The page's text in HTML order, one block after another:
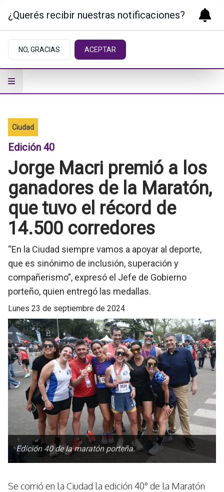
Ciudad
Edición 40
Jorge Macri premió a los
ganadores de la Maratón,
que tuvo el récord de
14.500 corredores
“En la Ciudad siempre vamos a apoyar al deporte,
que es sinónimo de inclusión, superación y
compañerismo”, expresó el Jefe de Gobierno
porteño, quien entregó las medallas.
lunes 23 de septiembre de 2024
Edición 40 de la maratón porteña.
Se corrió en la Ciudad la edición 40° de la Maratón
¿Querés recibir nuestras notificaciones?
NO, GRACIAS ACEPTAR